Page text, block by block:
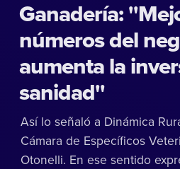
Ganadería:
números del
aumenta la
sanidad''
Así lo señaló a Dinámica
Cámara de Específicos
Otonelli. En ese sentido